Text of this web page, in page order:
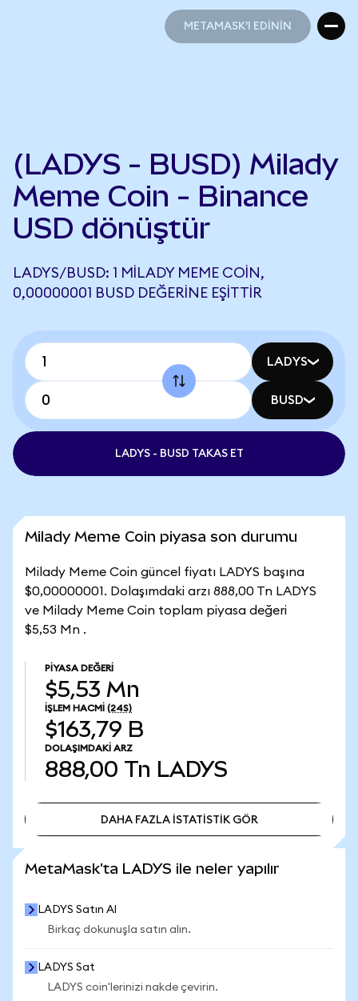
METAMASK'I EDİNİN
(LADYS - BUSD) Milady
Meme Coin - Binance
USD dönüştür
LADYS/BUSD: 1 MILADY MEME COIN,
0,00000001 BUSD DEĞERINE EŞITTIR
LADYS
BUSD
LADYS - BUSD TAKAS ET
Milady Meme Coin piyasa son durumu
Milady Meme Coin güncel fiyatı LADYS başına
$0,00000001. Dolaşımdaki arzı 888,00 Tn LADYS
ve Milady Meme Coin toplam piyasa değeri
$5,53 Mn .
PIYASA DEĞERI
$5,53 Mn
İŞLEM HACMI (24S)
$163,79 B
DOLAŞIMDAKI ARZ
888,00 Tn LADYS
DAHA FAZLA İSTATİSTİK GÖR
MetaMask'ta LADYS ile neler yapılır
LADYS Satın Al
Birkaç dokunuşla satın alın.
LADYS Sat
LADYS coin'lerinizi nakde çevirin.